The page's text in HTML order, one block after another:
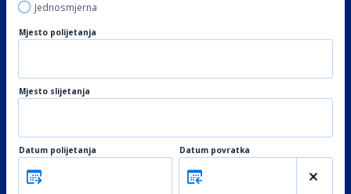
Jednosmjerna
Mjesto polijetanja
Mjesto slijetanja
Datum polijetanja Datum povratka